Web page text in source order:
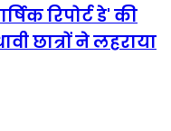
रिपोर्ट डे' की
छात्रों ने लहराया